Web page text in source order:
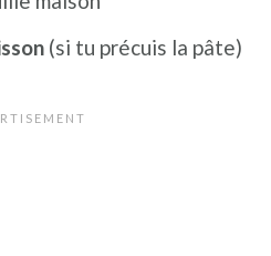
(si tu précuis la pâte)